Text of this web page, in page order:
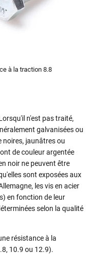
à la traction 8.8
n'est pas traité,
galvanisées ou
noires, jaunâtres ou
de couleur argentée
noir ne peuvent être
sont exposées aux
les vis en acier
en fonction de leur
selon la qualité
résistance à la
10.9 ou 12.9).